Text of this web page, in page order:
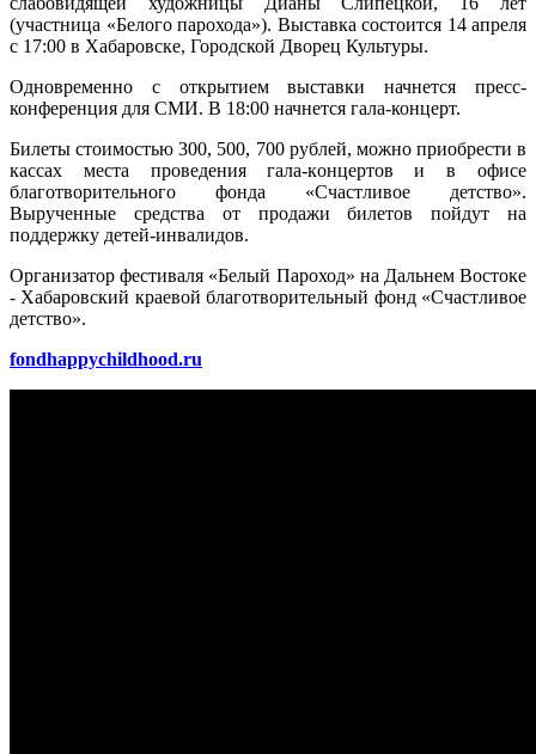
(участница «Белого парохода»). Выставка состоится 14 апреля
с 17:00 в Хабаровске, Городской Дворец Культуры.
Одновременно с открытием выставки начнется пресс-
конференция для СМИ. В 18:00 начнется гала-концерт.
Билеты стоимостью 300, 500, 700 рублей, можно приобрести в
кассах места проведения гала-концертов и в офисе
благотворительного фонда «Счастливое детство».
Вырученные средства от продажи билетов пойдут на
поддержку детей-инвалидов.
Организатор фестиваля «Белый Пароход» на Дальнем Востоке
- Хабаровский краевой благотворительный фонд «Счастливое
детство».
fondhappychildhood.ru